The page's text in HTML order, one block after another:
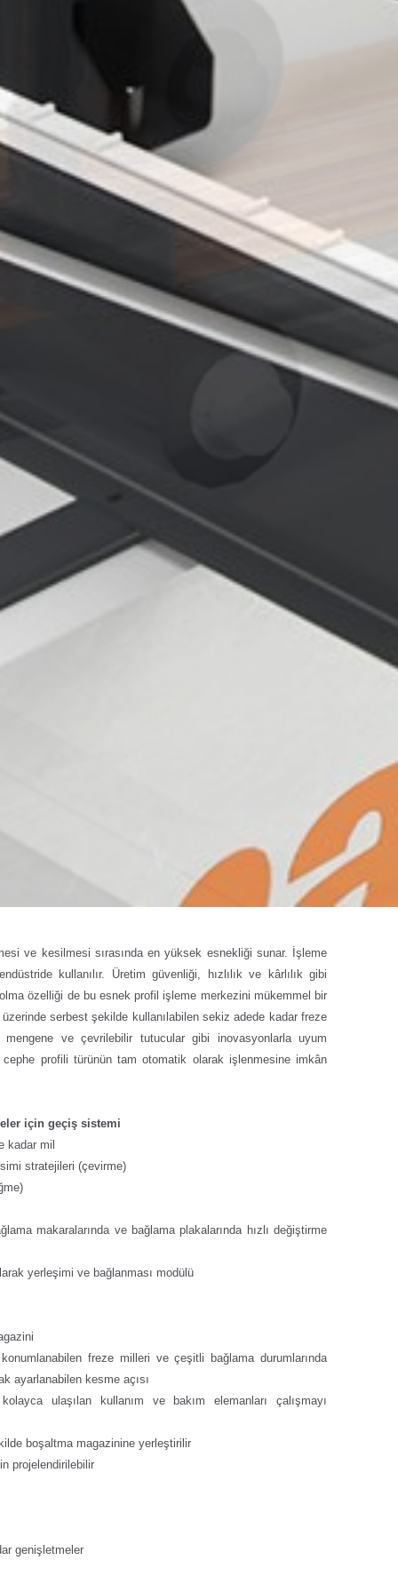
ve kesilmesi sırasında en yüksek esnekliği sunar. İşleme
kullanılır. Üretim güvenliği, hızlılık ve kârlılık gibi
özelliği de bu esnek profil işleme merkezini mükemmel bir
serbest şekilde kullanılabilen sekiz adede kadar freze
ve çevrilebilir tutucular gibi inovasyonlarla uyum
profili türünün tam otomatik olarak işlenmesine imkân
için geçiş sistemi
kadar mil
stratejileri (çevirme)
makaralarında ve bağlama plakalarında hızlı değiştirme
yerleşimi ve bağlanması modülü
freze milleri ve çeşitli bağlama durumlarında
ayarlanabilen kesme açısı
ulaşılan kullanım ve bakım elemanları çalışmayı
boşaltma magazinine yerleştirilir
projelendirilebilir
genişletmeler